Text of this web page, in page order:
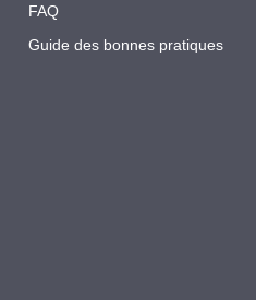
FAQ
Guide des bonnes pratiques